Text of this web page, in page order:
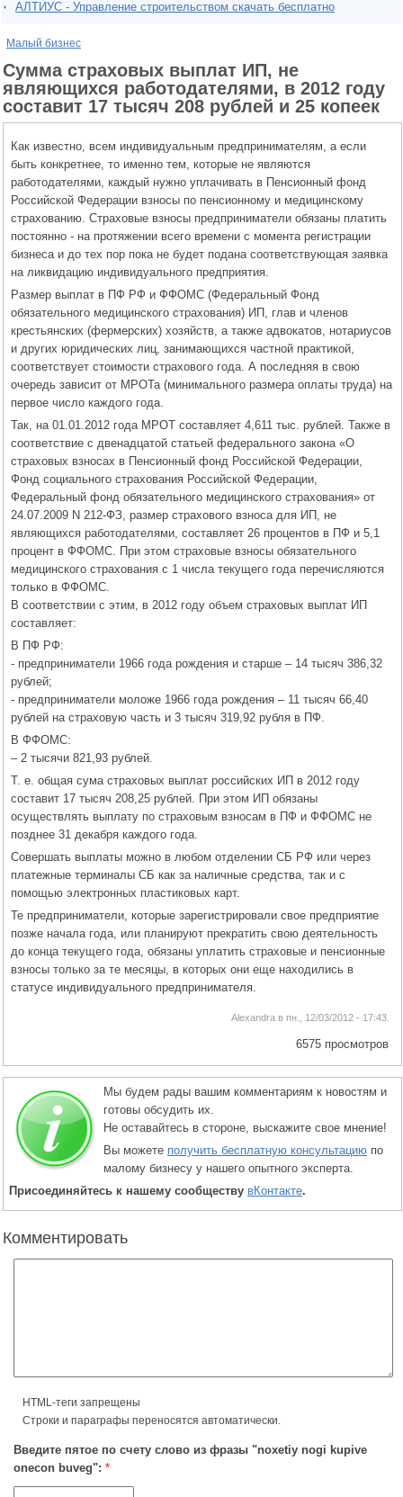
АЛТИУС - Управление строительством скачать бесплатно
Малый бизнес
Сумма страховых выплат ИП, не
являющихся работодателями, в 2012 году
составит 17 тысяч 208 рублей и 25 копеек
Как известно, всем индивидуальным предпринимателям, а если
быть конкретнее, то именно тем, которые не являются
работодателями, каждый нужно уплачивать в Пенсионный фонд
Российской Федерации взносы по пенсионному и медицинскому
страхованию. Страховые взносы предприниматели обязаны платить
постоянно - на протяжении всего времени с момента регистрации
бизнеса и до тех пор пока не будет подана соответствующая заявка
на ликвидацию индивидуального предприятия.
Размер выплат в ПФ РФ и ФФОМС (Федеральный Фонд
обязательного медицинского страхования) ИП, глав и членов
крестьянских (фермерских) хозяйств, а также адвокатов, нотариусов
и других юридических лиц, занимающихся частной практикой,
соответствует стоимости страхового года. А последняя в свою
очередь зависит от МРОТа (минимального размера оплаты труда) на
первое число каждого года.
Так, на 01.01.2012 года МРОТ составляет 4,611 тыс. рублей. Также в
соответствие с двенадцатой статьей федерального закона «О
страховых взносах в Пенсионный фонд Российской Федерации,
Фонд социального страхования Российской Федерации,
Федеральный фонд обязательного медицинского страхования» от
24.07.2009 N 212-ФЗ, размер страхового взноса для ИП, не
являющихся работодателями, составляет 26 процентов в ПФ и 5,1
процент в ФФОМС. При этом страховые взносы обязательного
медицинского страхования с 1 числа текущего года перечисляются
только в ФФОМС.
В соответствии с этим, в 2012 году объем страховых выплат ИП
составляет:
В ПФ РФ:
- предприниматели 1966 года рождения и старше – 14 тысяч 386,32
рублей;
- предприниматели моложе 1966 года рождения – 11 тысяч 66,40
рублей на страховую часть и 3 тысяч 319,92 рубля в ПФ.
В ФФОМС:
– 2 тысячи 821,93 рублей.
Т. е. общая сума страховых выплат российских ИП в 2012 году
составит 17 тысяч 208,25 рублей. При этом ИП обязаны
осуществлять выплату по страховым взносам в ПФ и ФФОМС не
позднее 31 декабря каждого года.
Совершать выплаты можно в любом отделении СБ РФ или через
платежные терминалы СБ как за наличные средства, так и с
помощью электронных пластиковых карт.
Те предприниматели, которые зарегистрировали свое предприятие
позже начала года, или планируют прекратить свою деятельность
до конца текущего года, обязаны уплатить страховые и пенсионные
взносы только за те месяцы, в которых они еще находились в
статусе индивидуального предпринимателя.
Alexandra в пн., 12/03/2012 - 17:43.
6575 просмотров
Мы будем рады вашим комментариям к новостям и
готовы обсудить их.
Не оставайтесь в стороне, выскажите свое мнение!
Вы можете получить бесплатную консультацию по
малому бизнесу у нашего опытного эксперта.
Присоединяйтесь к нашему сообществу вКонтакте.
Комментировать
HTML-теги запрещены
Строки и параграфы переносятся автоматически.
Введите пятое по счету слово из фразы "noxetiy nogi kupive
onecon buveg": *